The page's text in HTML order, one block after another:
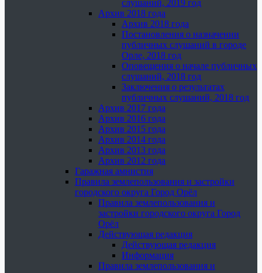
слушаний, 2019 год
Архив 2018 года
Архив 2018 года
Постановления о назначении
публичных слушаний в городе
Орле, 2018 год
Оповещения о начале публичных
слушаний, 2018 год
Заключения о результатах
публичных слушаний, 2018 год
Архив 2017 года
Архив 2016 года
Архив 2015 года
Архив 2014 года
Архив 2013 года
Архив 2012 года
Гаражная амнистия
Правила землепользования и застройки
городского округа Город Орёл
Правила землепользования и
застройки городского округа Город
Орёл
Действующая редакция
Действующая редакция
Информация
Правила землепользования и